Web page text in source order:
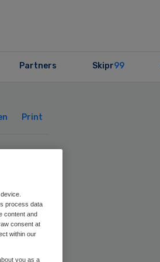
Partners Skipr99
Print
process data
content and
consent at
within our
you as a